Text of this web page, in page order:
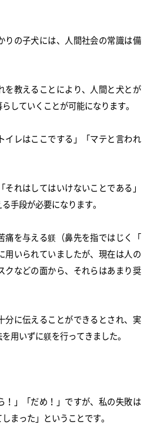
の子犬には、 人間社会の常識は備
を教えることにより、人間と犬とが
していくことが可能になります。
イレはここでする」「マテと言われ
れはしてはいけないことである」
手段が必要になります。
痛を与える躾（鼻先を指ではじく「
いられていましたが、 現在は人の
などの面から、 それらはあまり奨
に伝えることができるとされ、 実
用いずに躾を行ってきました。
」「だめ！」ですが、 私の失敗は
まった」ということです。